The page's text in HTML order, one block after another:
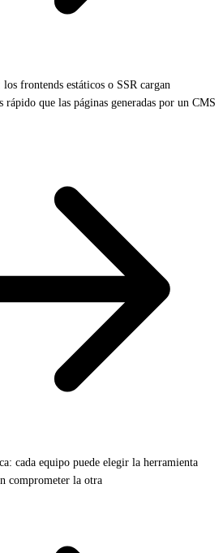
frontends estáticos o SSR cargan
rápido que las páginas generadas por un CMS
cada equipo puede elegir la herramienta
comprometer la otra